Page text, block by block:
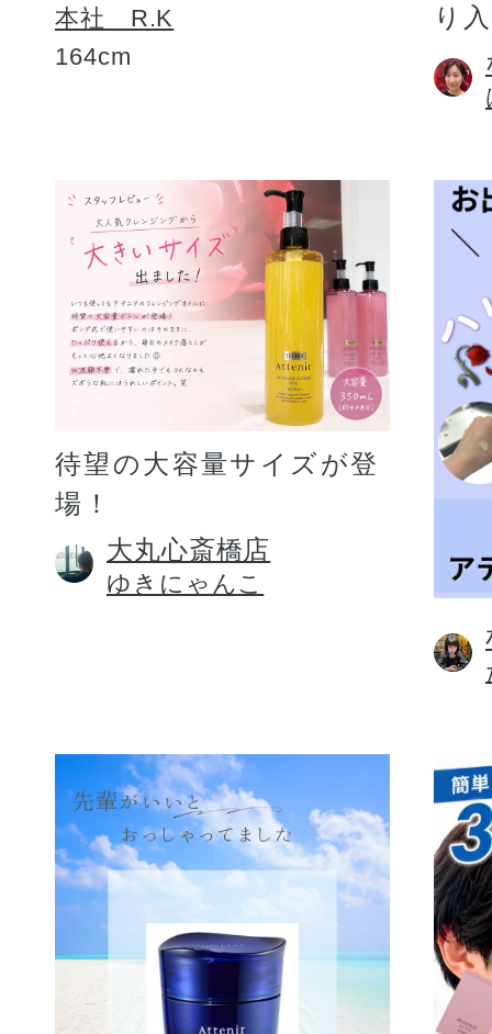
本社 R.K
164cm
り
待望の大容量サイズが登
場！
大丸心斎橋店
ゆきにゃんこ